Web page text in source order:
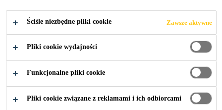
Ściśle niezbędne pliki cookie Zawsze aktywne
Pliki cookie wydajności
Funkcjonalne pliki cookie
Pliki cookie związane z reklamami i ich odbiorcami